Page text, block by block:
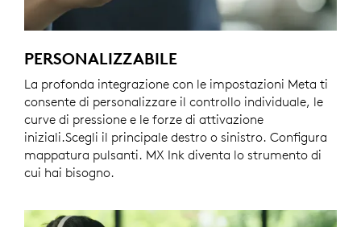
PERSONALIZZABILE
La profonda integrazione con le impostazioni Meta ti
consente di personalizzare il controllo individuale, le
curve di pressione e le forze di attivazione
iniziali.Scegli il principale destro o sinistro. Configura
mappatura pulsanti. MX Ink diventa lo strumento di
cui hai bisogno.